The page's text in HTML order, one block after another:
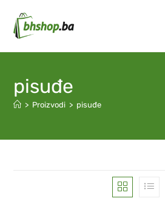
pisuđe
> Proizvodi > pisuđe